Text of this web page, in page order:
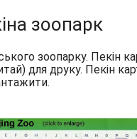
зоопарк
зоопарку. Пекін
для друку. Пекін